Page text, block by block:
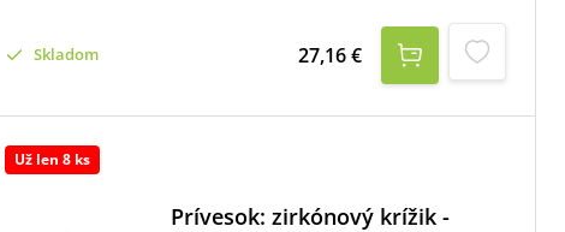
je aj krabička, ktorú je potrebné v prípade
záujmu samostane objednať tu: krabička na
Skladom 27,16 €
Už len 8 ks
Prívesok: zirkónový krížik -